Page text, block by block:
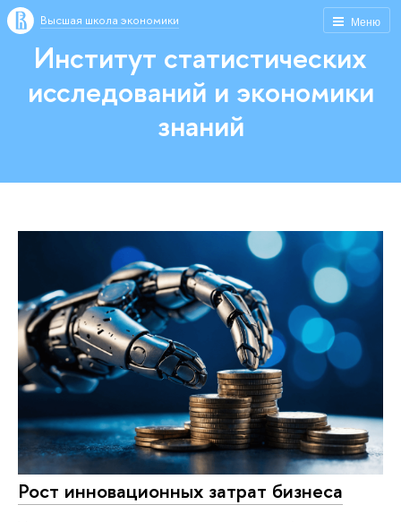
Меню
Высшая школа экономики
Институт статистических
исследований и экономики
знаний
Рост инновационных затрат бизнеса